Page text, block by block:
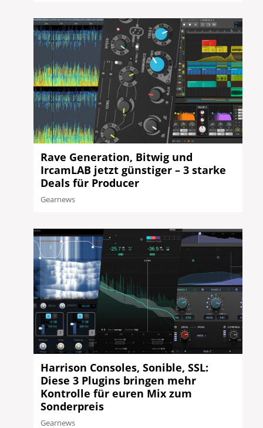
Rave Generation, Bitwig und
IrcamLAB jetzt günstiger – 3 starke
Deals für Producer
Gearnews
Harrison Consoles, Sonible, SSL:
Diese 3 Plugins bringen mehr
Kontrolle für euren Mix zum
Sonderpreis
Gearnews